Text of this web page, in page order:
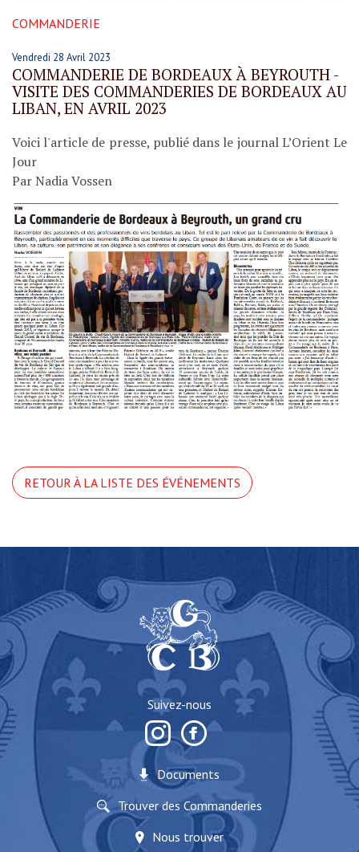
COMMANDERIE
Vendredi 28 Avril 2023
COMMANDERIE DE BORDEAUX À BEYROUTH -
VISITE DES COMMANDERIES DE BORDEAUX AU
LIBAN, EN AVRIL 2023
Voici l'article de presse, publié dans le journal L’Orient Le
Jour
Par Nadia Vossen
RETOUR À LA LISTE DES ÉVÉNEMENTS
Suivez-nous
Documents
Trouver des Commanderies
Nous trouver
Suivez-nous